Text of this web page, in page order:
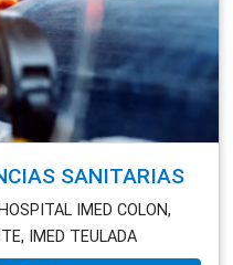
SANITARIAS
IMED COLON,
IMED TEULADA